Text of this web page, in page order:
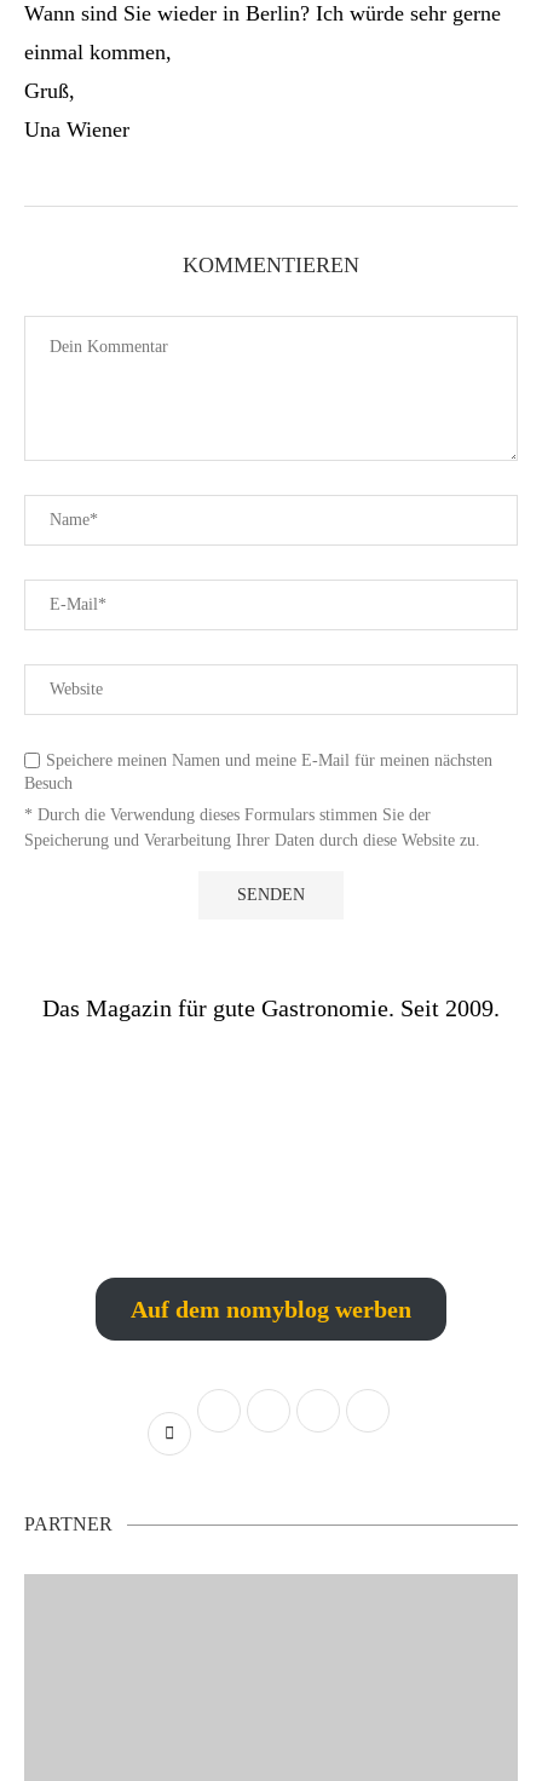
Wann sind Sie wieder in Berlin? Ich würde sehr gerne
einmal kommen,
Gruß,
Una Wiener
KOMMENTIEREN
Speichere meinen Namen und meine E-Mail für meinen nächsten
Besuch
* Durch die Verwendung dieses Formulars stimmen Sie der
Speicherung und Verarbeitung Ihrer Daten durch diese Website zu.
Das Magazin für gute Gastronomie. Seit 2009.
Auf dem nomyblog werben
PARTNER